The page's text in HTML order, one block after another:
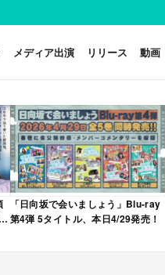
メディア出演 リリース 動画
「日向坂で会いましょう」Blu-ray
第4弾 5タイトル、本日4/29発売！